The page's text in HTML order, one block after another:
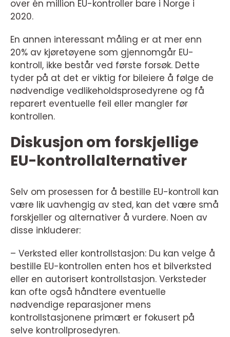
over én million EU-kontroller bare i Norge i
2020.
En annen interessant måling er at mer enn
20% av kjøretøyene som gjennomgår EU-
kontroll, ikke består ved første forsøk. Dette
tyder på at det er viktig for bileiere å følge de
nødvendige vedlikeholdsprosedyrene og få
reparert eventuelle feil eller mangler før
kontrollen.
Diskusjon om forskjellige
EU-kontrollalternativer
Selv om prosessen for å bestille EU-kontroll kan
være lik uavhengig av sted, kan det være små
forskjeller og alternativer å vurdere. Noen av
disse inkluderer:
– Verksted eller kontrollstasjon: Du kan velge å
bestille EU-kontrollen enten hos et bilverksted
eller en autorisert kontrollstasjon. Verksteder
kan ofte også håndtere eventuelle
nødvendige reparasjoner mens
kontrollstasjonene primært er fokusert på
selve kontrollprosedyren.